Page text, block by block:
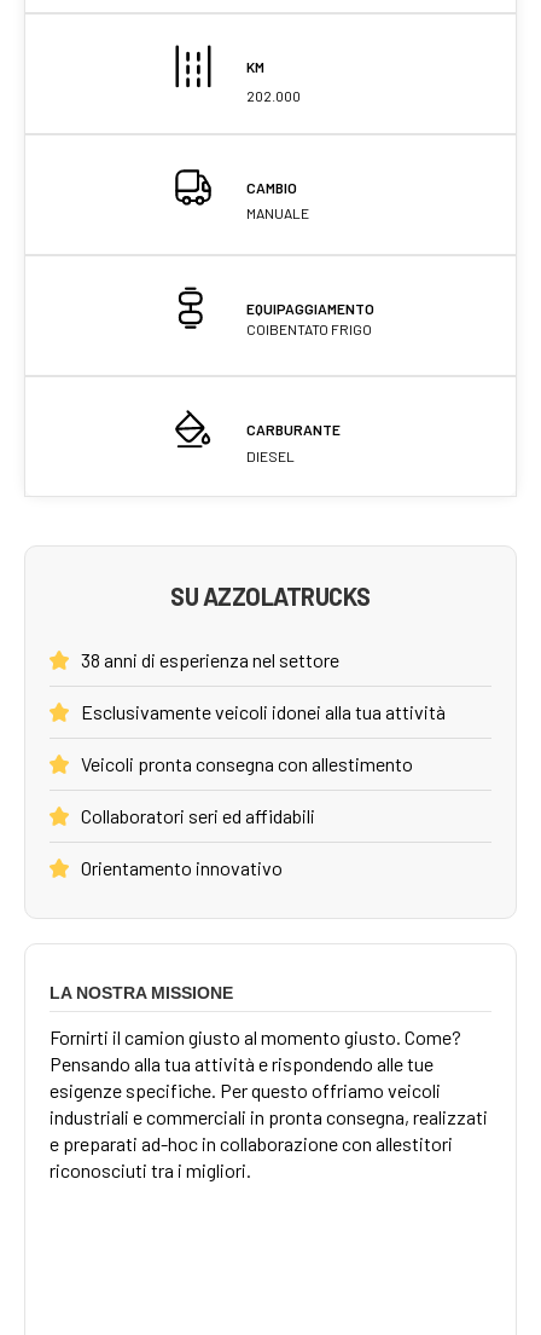
KM
202.000
CAMBIO
MANUALE
EQUIPAGGIAMENTO
COIBENTATO FRIGO
CARBURANTE
DIESEL
SU AZZOLATRUCKS
38 anni di esperienza nel settore
Esclusivamente veicoli idonei alla tua attività
Veicoli pronta consegna con allestimento
Collaboratori seri ed affidabili
Orientamento innovativo
LA NOSTRA MISSIONE
Fornirti il camion giusto al momento giusto. Come?
Pensando alla tua attività e rispondendo alle tue
esigenze specifiche. Per questo offriamo veicoli
industriali e commerciali in pronta consegna, realizzati
e preparati ad-hoc in collaborazione con allestitori
riconosciuti tra i migliori.